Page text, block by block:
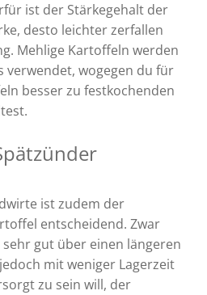
ist der Stärkegehalt der
desto leichter zerfallen
Mehlige Kartoffeln werden
verwendet, wogegen du für
besser zu festkochenden
ist zudem der
entscheidend. Zwar
gut über einen längeren
mit weniger Lagerzeit
zu sein will, der